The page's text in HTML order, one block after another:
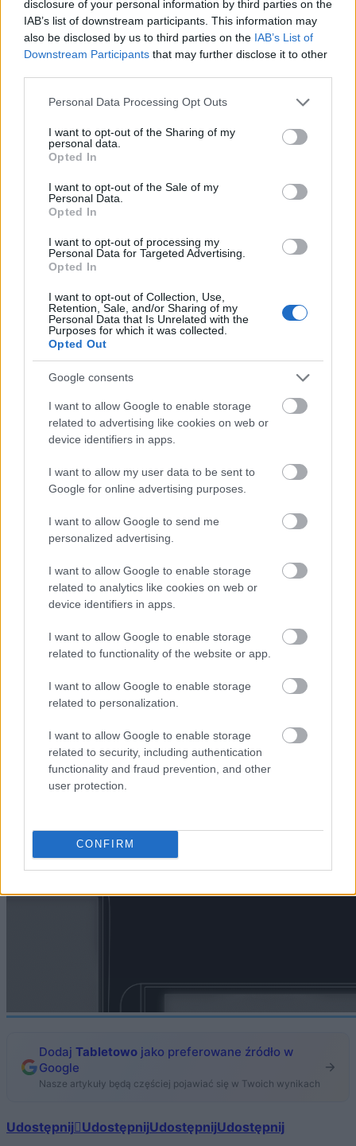
disclosure of your personal information by third parties on the
IAB’s list of downstream participants. This information may
also be disclosed by us to third parties on the IAB’s List of
Downstream Participants that may further disclose it to other
Please note that this website/app uses one or more Google
not limited to your visit or usage behaviour. You may click to
grant or deny consent to Google and its third-party tags to
use your data for below specified purposes in below Google
consent section.
Personal Data Processing Opt Outs
I want to opt-out of the Sharing of my
personal data.
Opted In
I want to opt-out of the Sale of my
Personal Data.
Opted In
I want to opt-out of processing my
Personal Data for Targeted Advertising.
Opted In
I want to opt-out of Collection, Use,
Retention, Sale, and/or Sharing of my
Personal Data that Is Unrelated with the
Purposes for which it was collected.
Opted Out
Google consents
I want to allow Google to enable storage
related to advertising like cookies on web or
device identifiers in apps.
I want to allow my user data to be sent to
Google for online advertising purposes.
I want to allow Google to send me
personalized advertising.
I want to allow Google to enable storage
related to analytics like cookies on web or
device identifiers in apps.
I want to allow Google to enable storage
related to functionality of the website or app.
I want to allow Google to enable storage
related to personalization.
I want to allow Google to enable storage
related to security, including authentication
functionality and fraud prevention, and other
user protection.
CONFIRM
dość mocno wystają ponad powierzchnię obudowy. LG
podobnie postąpiło w przypadku
Nexusa 5X . Trzeba
powiedzieć:Niestety, bowiem w takiej sytuacji
szybko mogą się zarysować i przez to oszpecić całość.
ad
Źródło:phoneArena
temu potwierdziło samo LG:
Dodaj Tabletowo jako preferowane źródło w
Google
Nasze artykuły będą częściej pojawiać się w Twoich wynikach
Udostępnij UdostępnijUdostępnijUdostępnij